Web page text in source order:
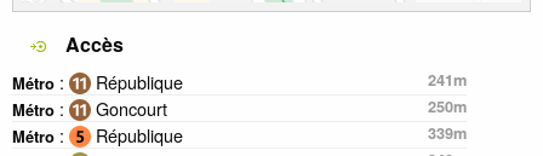
Accès
Métro : République
241m
Métro : Goncourt
250m
Métro : République
339m